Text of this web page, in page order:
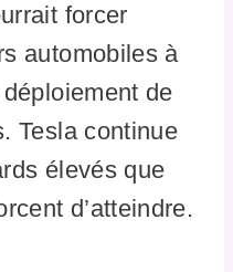
forcer
automobiles à
de
Tesla continue
élevés que
d’atteindre.